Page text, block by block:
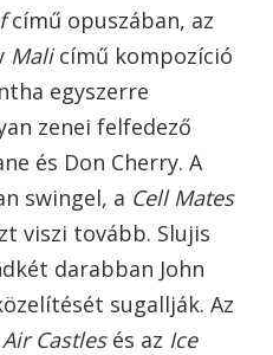
című opuszában, az
Malicímű kompozíció
egyszerre
zenei felfedező
és Don Cherry. A
swingel, a Cell Mates
viszi tovább. Slujis
darabban John
sugallják. Az
Air Castlesés az Ice